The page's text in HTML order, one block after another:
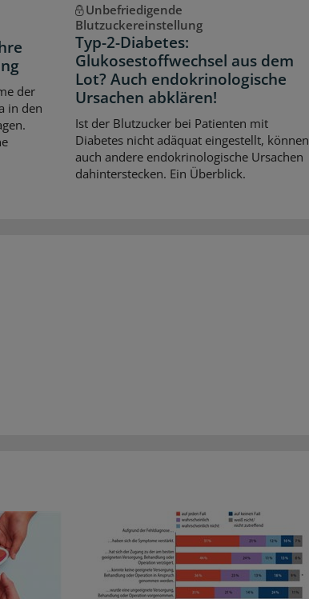
der
in den
Unbefriedigende
Blutzuckereinstellung
Typ-2-Diabetes:
Glukosestoffwechsel aus dem
Lot? Auch endokrinologische
Ursachen abklären!
Ist der Blutzucker bei Patienten mit
Diabetes nicht adäquat eingestellt, können
auch andere endokrinologische Ursachen
dahinterstecken. Ein Überblick.